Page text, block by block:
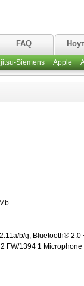
FAQ
Siemens Apple
b/g, Bluetooth® 2.0
FW/1394 1